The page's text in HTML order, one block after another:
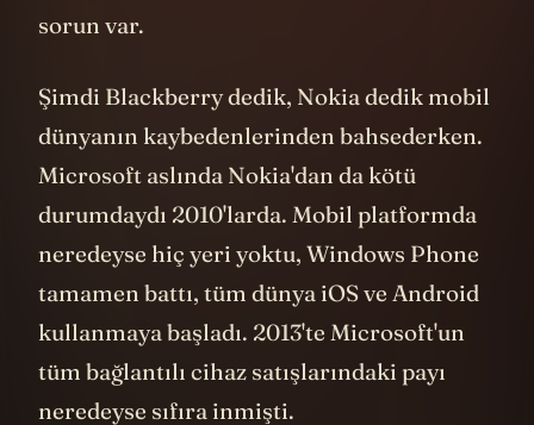
çöküş yaşamıyor. Ama uzun vadede bir
Şimdi Blackberry dedik, Nokia dedik mobil
dünyanın kaybedenlerinden bahsederken.
Microsoft aslında Nokia'dan da kötü
durumdaydı 2010'larda. Mobil platformda
neredeyse hiç yeri yoktu, Windows Phone
tamamen battı, tüm dünya iOS ve Android
kullanmaya başladı. 2013'te Microsoft'un
tüm bağlantılı cihaz satışlarındaki payı